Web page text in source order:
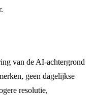
van de AI-achtergrond
geen dagelijkse
resolutie,